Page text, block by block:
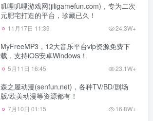
叽哩叽哩游戏网(jiligamefun.com)，专为二次
元肥宅打造的平台，珍藏已久！
11月17日 11:39 24.3W+
MyFreeMP3，12大音乐平台vip资源免费下
载，支持iOS安卓Windows！
5月11日 16:45 23.1W+
森之屋动漫(senfun.net)，各种TV/BD/剧场
版/欧美动漫等资源都有！
7月10日 01:15 16.8W+